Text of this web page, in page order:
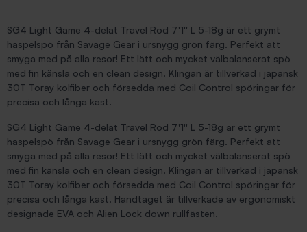
SG4 Light Game 4-delat Travel Rod 7'1'' L 5-18g är ett grymt
haspelspö från Savage Gear i ursnygg grön färg. Perfekt att
smyga med på alla resor! Ett lätt och mycket välbalanserat spö
med fin känsla och en clean design. Klingan är tillverkad i japansk
30T Toray kolfiber och försedda med Coil Control spöringar för
precisa och långa kast.
SG4 Light Game 4-delat Travel Rod 7'1'' L 5-18g är ett grymt
haspelspö från Savage Gear i ursnygg grön färg. Perfekt att
smyga med på alla resor! Ett lätt och mycket välbalanserat spö
med fin känsla och en clean design. Klingan är tillverkad i japansk
30T Toray kolfiber och försedda med Coil Control spöringar för
precisa och långa kast. Handtaget är tillverkade av ergonomiskt
designade EVA och Alien Lock down rullfästen.